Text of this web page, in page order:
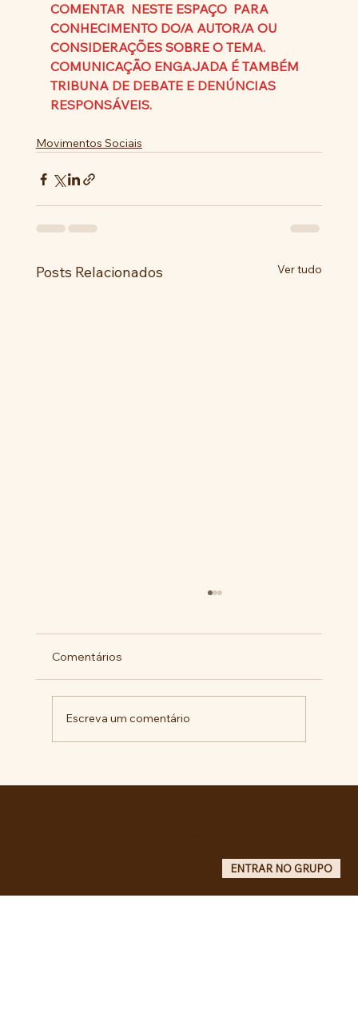
COMENTAR  NESTE ESPAÇO  PARA
CONHECIMENTO DO/A AUTOR/A OU
CONSIDERAÇÕES SOBRE O TEMA.
COMUNICAÇÃO ENGAJADA É TAMBÉM
TRIBUNA DE DEBATE E DENÚNCIAS
RESPONSÁVEIS.
Movimentos Sociais
Posts Relacionados Ver tudo
Comentários
Escreva um comentário
ENTRAR NO GRUPO